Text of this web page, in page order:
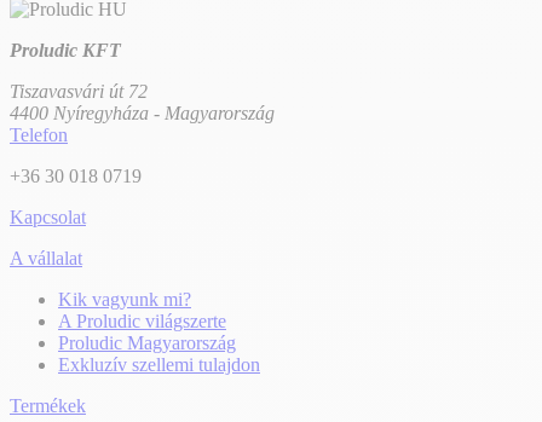
Proludic KFT
Tiszavasvári út 72
4400 Nyíregyháza - Magyarország
Telefon
+36 30 018 0719
Kapcsolat
A vállalat
Kik vagyunk mi?
A Proludic világszerte
Proludic Magyarország
Exkluzív szellemi tulajdon
Termékek